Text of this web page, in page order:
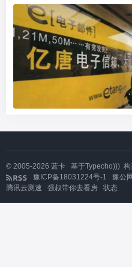
© 2005-2026 蓝卡 基于Typecho))) 构
豫ICP备18031224号-1
豫公
腾讯云测速
强叔带你去看房 状态